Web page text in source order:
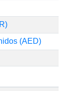
(AED)